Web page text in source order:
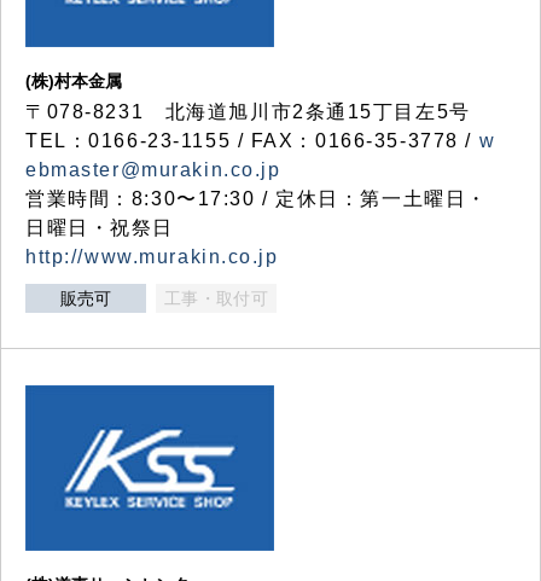
(株)村本金属
〒078-8231 北海道旭川市2条通15丁目左5号
TEL：0166-23-1155 / FAX：0166-35-3778 / w
ebmaster@murakin.co.jp
営業時間：8:30〜17:30 / 定休日：第一土曜日・
日曜日・祝祭日
http://www.murakin.co.jp
販売可 工事・取付可